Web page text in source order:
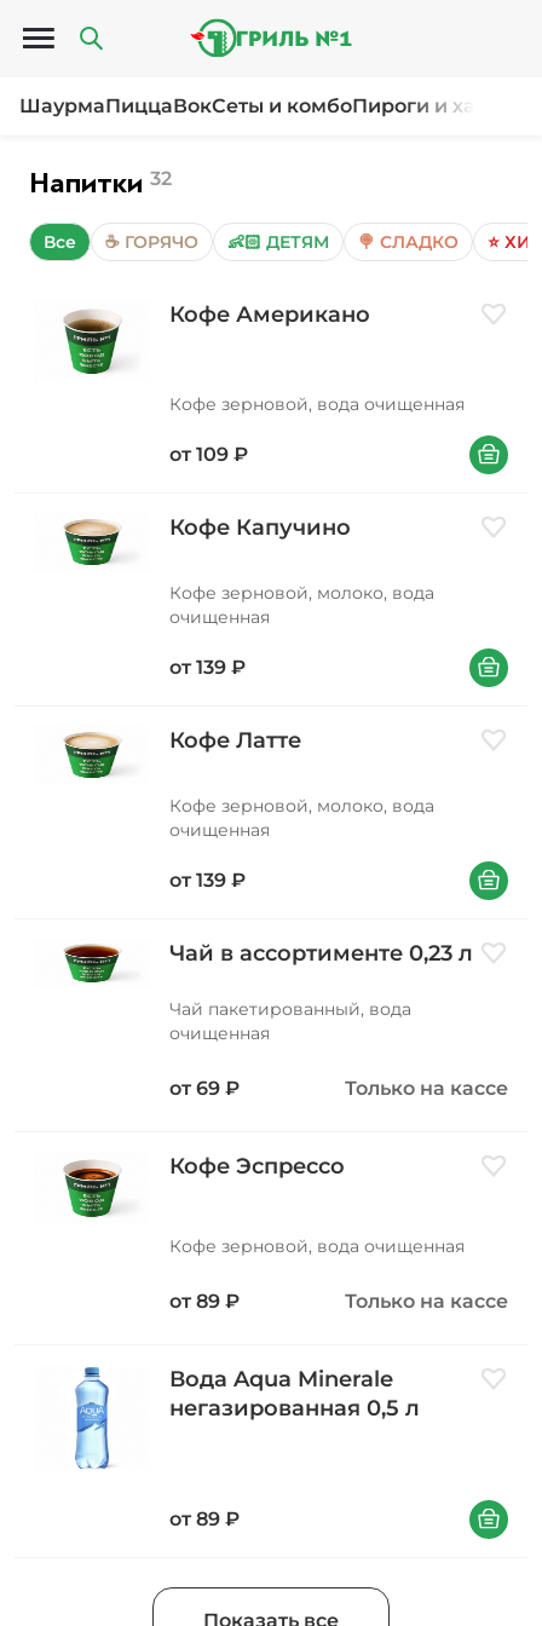
Открыть меню
ШаурмаПиццаВокСеты и комбоПироги и
Напитки 32
Все ☕ ГОРЯЧО 👶🏻 ДЕТЯМ 🍭 СЛАДКО ⭐ ХИТ
Кофе Американо
Кофе зерновой, вода очищенная
от 109 ₽ В корзину
Кофе Капучино
Кофе зерновой, молоко, вода
очищенная
от 139 ₽ В корзину
Кофе Латте
Кофе зерновой, молоко, вода
очищенная
от 139 ₽ В корзину
Чай в ассортименте 0,23 л
Чай пакетированный, вода
очищенная
от 69 ₽ Только на кассе
Кофе Эспрессо
Кофе зерновой, вода очищенная
от 89 ₽ Только на кассе
Вода Aqua Minerale
негазированная 0,5 л
от 89 ₽ В корзину
Показать все